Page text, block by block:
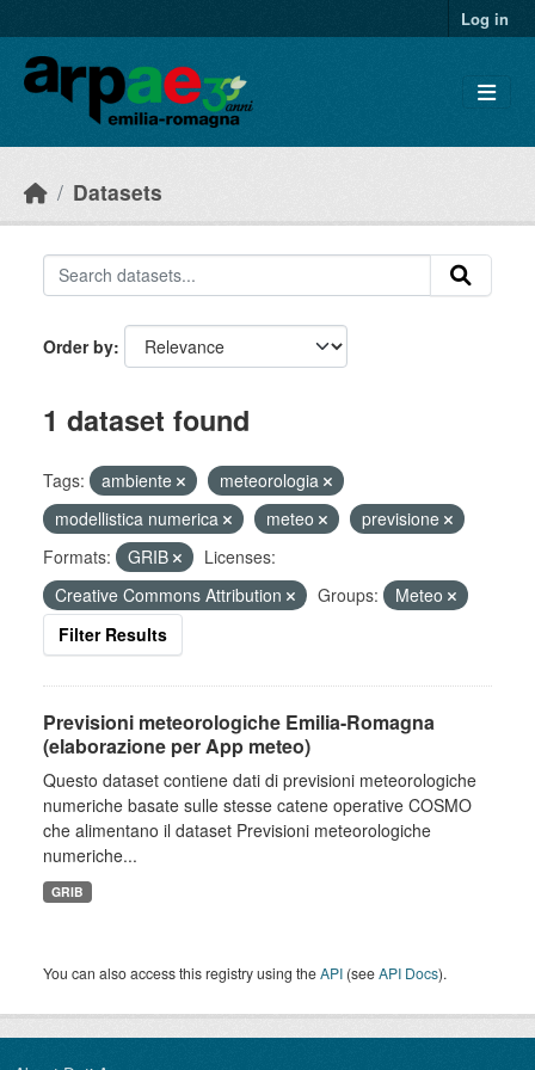
Log in
Datasets
Order by
1 dataset found
Tags: ambiente
meteorologia
modellistica numerica
meteo
previsione
Formats:
GRIB
Licenses:
Creative Commons Attribution
Groups:
Meteo
Filter Results
Previsioni meteorologiche Emilia-Romagna
(elaborazione per App meteo)
Questo dataset contiene dati di previsioni meteorologiche
numeriche basate sulle stesse catene operative COSMO
che alimentano il dataset Previsioni meteorologiche
numeriche...
GRIB
You can also access this registry using theAPI (seeAPI Docs).